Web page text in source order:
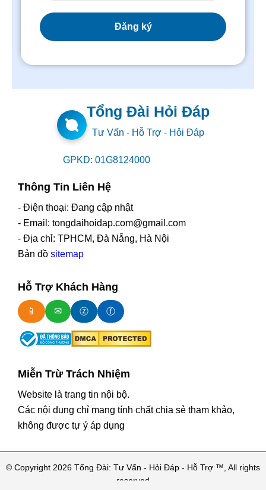
Tổng Đài Hỏi Đáp
Tư Vấn - Hỗ Trợ - Hỏi Đáp
GPKD: 01G8124000
Thông Tin Liên Hệ
- Điện thoại: Đang cập nhật
- Email: tongdaihoidap.com@gmail.com
- Địa chỉ: TPHCM, Đà Nẵng, Hà Nội
Bản đồ sitemap
Hỗ Trợ Khách Hàng
📱 ✉ ⓩ ⓕ
Miễn Trừ Trách Nhiệm
Website là trang tin nội bộ.
Các nội dung chỉ mang tính chất chia sẻ tham khảo,
không được tự ý áp dụng
© Copyright 2026 Tổng Đài: Tư Vấn - Hỏi Đáp - Hỗ Trợ ™, All rights
reserved